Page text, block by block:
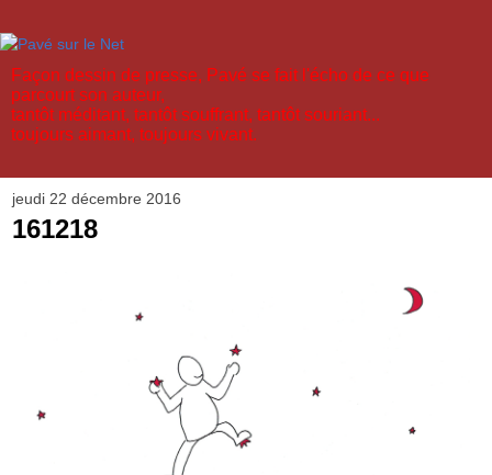
Façon dessin de presse, Pavé se fait l'écho de ce que
parcourt son auteur,
tantôt méditant, tantôt souffrant, tantôt souriant...
toujours aimant, toujours vivant.
jeudi 22 décembre 2016
161218